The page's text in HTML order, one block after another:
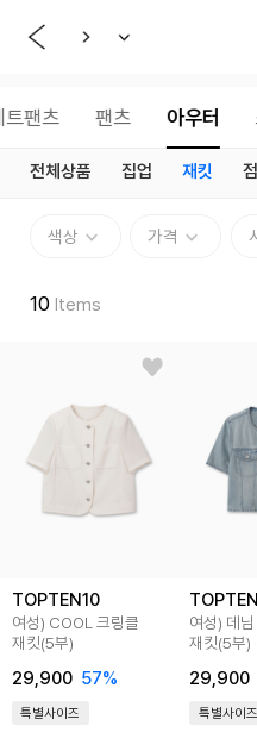
트팬츠 팬츠 아우터
전체상품 집업 재킷
색상 가격
10 Items
TOPTEN10
여성) COOL 크링클
재킷(5부)
29,900 57%
특별사이즈
여성) 데
재킷(5부)
29,900
특별사이즈